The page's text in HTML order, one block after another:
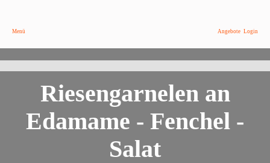
Menü Angebote Login
Riesengarnelen an
Edamame - Fenchel -
Salat